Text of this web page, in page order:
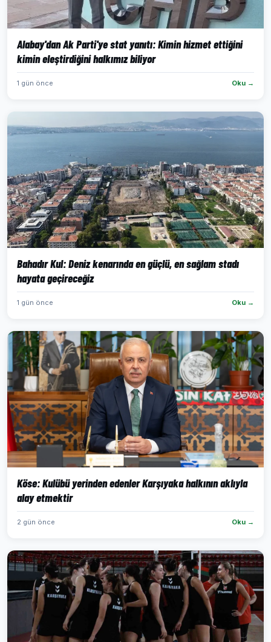
Alabay'dan Ak Parti'ye stat yanıtı: Kimin hizmet ettiğini
kimin eleştirdiğini halkımız biliyor
1 gün önce Oku →
Bahadır Kul: Deniz kenarında en güçlü, en sağlam stadı
hayata geçireceğiz
1 gün önce Oku →
Köse: Kulübü yerinden edenler Karşıyaka halkının aklıyla
alay etmektir
2 gün önce Oku →